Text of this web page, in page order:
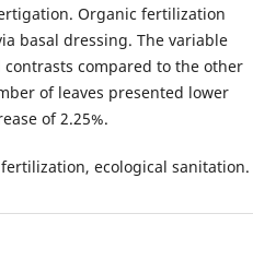
Organic fertilization
basal dressing. The variable
compared to the other
of leaves presented lower
of 2.25%.
ecological sanitation.